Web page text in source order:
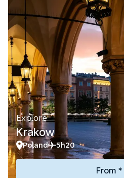
Explore
Krakow
Poland 5h20
From *